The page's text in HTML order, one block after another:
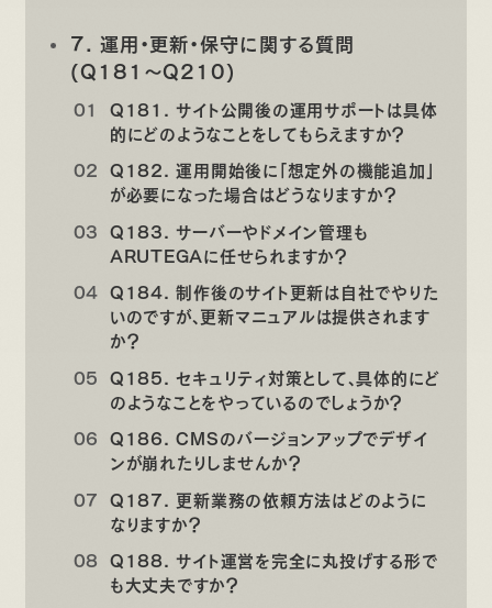
7. 運用・更新・保守に関する質問
(Q181〜Q210)
Q181. サイト公開後の運用サポートは具体
的にどのようなことをしてもらえますか？
Q182. 運用開始後に「想定外の機能追加」
が必要になった場合はどうなりますか？
Q183. サーバーやドメイン管理も
ARUTEGAに任せられますか？
Q184. 制作後のサイト更新は自社でやりた
いのですが、更新マニュアルは提供されます
か？
Q185. セキュリティ対策として、具体的にど
のようなことをやっているのでしょうか？
Q186. CMSのバージョンアップでデザイ
ンが崩れたりしませんか？
Q187. 更新業務の依頼方法はどのように
なりますか？
Q188. サイト運営を完全に丸投げする形で
も大丈夫ですか？